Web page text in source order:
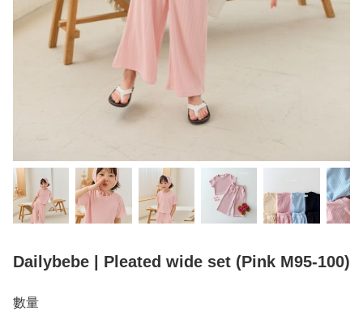
Dailybebe | Pleated wide set (Pink M95-100)
數量